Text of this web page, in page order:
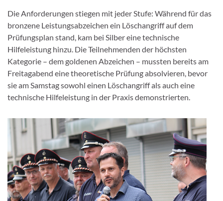
Die Anforderungen stiegen mit jeder Stufe: Während für das
bronzene Leistungsabzeichen ein Löschangriff auf dem
Prüfungsplan stand, kam bei Silber eine technische
Hilfeleistung hinzu. Die Teilnehmenden der höchsten
Kategorie – dem goldenen Abzeichen – mussten bereits am
Freitagabend eine theoretische Prüfung absolvieren, bevor
sie am Samstag sowohl einen Löschangriff als auch eine
technische Hilfeleistung in der Praxis demonstrierten.